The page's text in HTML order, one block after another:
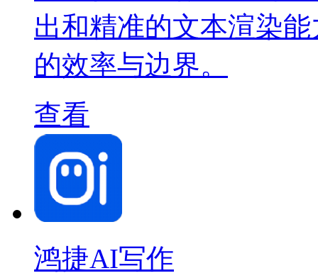
出和精准的文本渲染
的效率与边界。
查看
鸿捷AI写作